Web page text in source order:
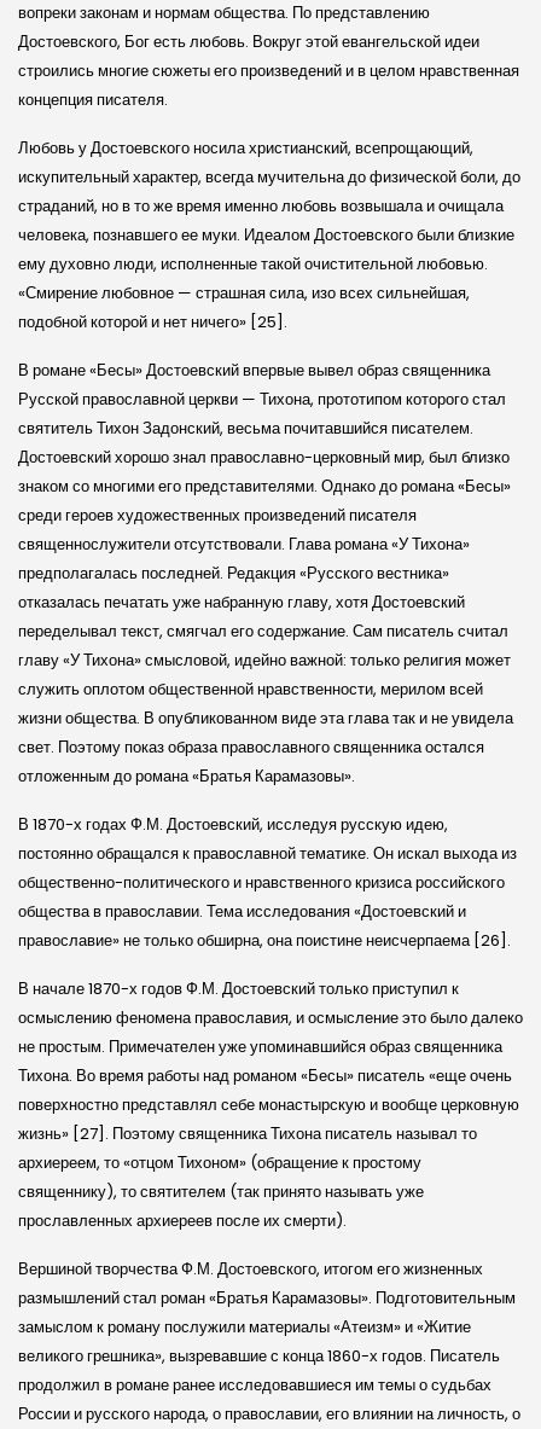
вопреки законам и нормам общества. По представлению
Достоевского, Бог есть любовь. Вокруг этой евангельской идеи
строились многие сюжеты его произведений и в целом нравственная
концепция писателя.
Любовь у Достоевского носила христианский, всепрощающий,
искупительный характер, всегда мучительна до физической боли, до
страданий, но в то же время именно любовь возвышала и очищала
человека, познавшего ее муки. Идеалом Достоевского были близкие
ему духовно люди, исполненные такой очистительной любовью.
«Смирение любовное — страшная сила, изо всех сильнейшая,
подобной которой и нет ничего» [25].
В романе «Бесы» Достоевский впервые вывел образ священника
Русской православной церкви — Тихона, прототипом которого стал
святитель Тихон Задонский, весьма почитавшийся писателем.
Достоевский хорошо знал православно-церковный мир, был близко
знаком со многими его представителями. Однако до романа «Бесы»
среди героев художественных произведений писателя
священнослужители отсутствовали. Глава романа «У Тихона»
предполагалась последней. Редакция «Русского вестника»
отказалась печатать уже набранную главу, хотя Достоевский
переделывал текст, смягчал его содержание. Сам писатель считал
главу «У Тихона» смысловой, идейно важной: только религия может
служить оплотом общественной нравственности, мерилом всей
жизни общества. В опубликованном виде эта глава так и не увидела
свет. Поэтому показ образа православного священника остался
отложенным до романа «Братья Карамазовы».
В 1870-х годах Ф.М. Достоевский, исследуя русскую идею,
постоянно обращался к православной тематике. Он искал выхода из
общественно-политического и нравственного кризиса российского
общества в православии. Тема исследования «Достоевский и
православие» не только обширна, она поистине неисчерпаема [26].
В начале 1870-х годов Ф.М. Достоевский только приступил к
осмыслению феномена православия, и осмысление это было далеко
не простым. Примечателен уже упоминавшийся образ священника
Тихона. Во время работы над романом «Бесы» писатель «еще очень
поверхностно представлял себе монастырскую и вообще церковную
жизнь» [27]. Поэтому священника Тихона писатель называл то
архиереем, то «отцом Тихоном» (обращение к простому
священнику), то святителем (так принято называть уже
прославленных архиереев после их смерти).
Вершиной творчества Ф.М. Достоевского, итогом его жизненных
размышлений стал роман «Братья Карамазовы». Подготовительным
замыслом к роману послужили материалы «Атеизм» и «Житие
великого грешника», вызревавшие с конца 1860-х годов. Писатель
продолжил в романе ранее исследовавшиеся им темы о судьбах
России и русского народа, о православии, его влиянии на личность, о